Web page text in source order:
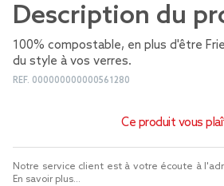
Description du
100% compostable, en plus d'être
du style à vos verres.
REF. 000000000000561280
Ce produit vous
Notre service client est à votre écoute à
En savoir plus...